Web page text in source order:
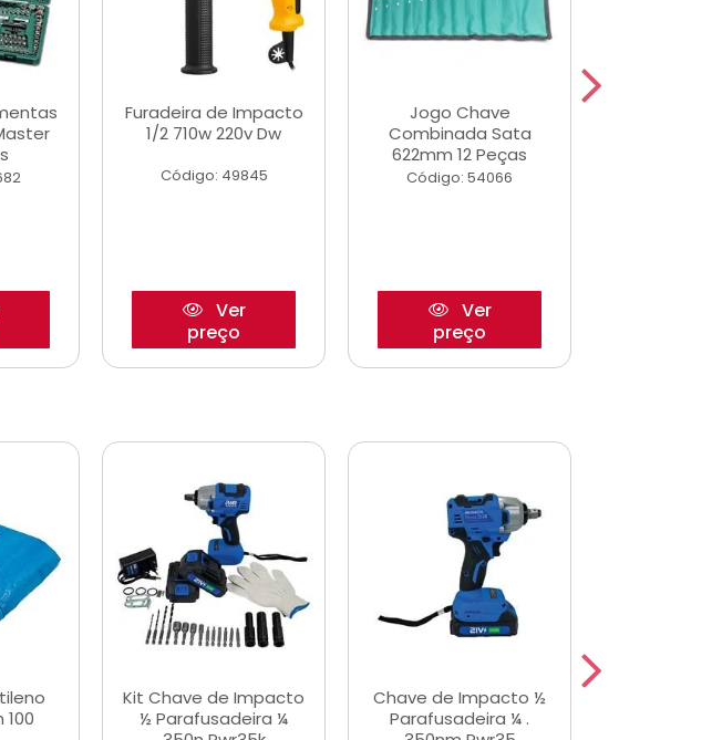
Furadeira de Impacto
1/2 710w 220v Dw
Código: 49845
Ver
preço
Jogo Chave
Combinada Sata
622mm 12 Peças
Código: 54066
Ver
preço
100
Kit Chave de Impacto
½ Parafusadeira ¼
Chave de Impacto ½
Parafusadeira ¼ .